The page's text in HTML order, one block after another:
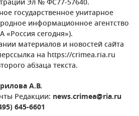
Эл № ФС77-57640.
государственное унитарное
информационное агентство
«Россия сегодня»).
материалов и новостей сайта
на https://crimea.ria.ru
абзаца текста.
А.В.
Редакции: news.crimea@ria.ru
645-6601